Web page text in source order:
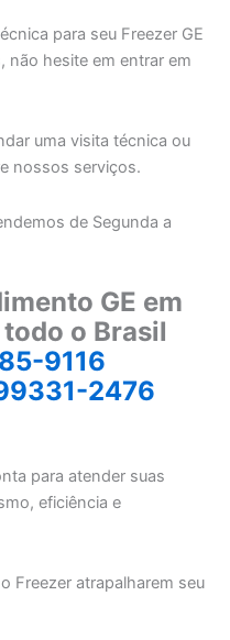
para seu Freezer GE
não hesite em entrar em
uma visita técnica ou
nossos serviços.
de Segunda a
GE em
o Brasil
9116
2476
para atender suas
eficiência e
Freezer atrapalharem seu